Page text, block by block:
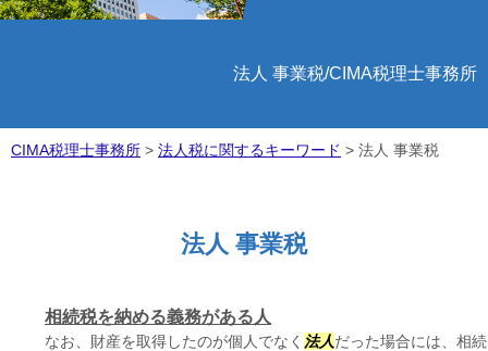
法人 事業税/CIMA税理士事務所
CIMA税理士事務所 > 法人税に関するキーワード > 法人 事業税
法人 事業税
相続税を納める義務がある人
なお、財産を取得したのが個人でなく 法人だった場合には、相続